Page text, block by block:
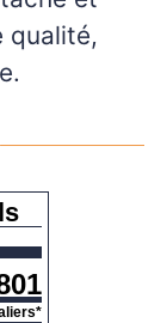
qualité,